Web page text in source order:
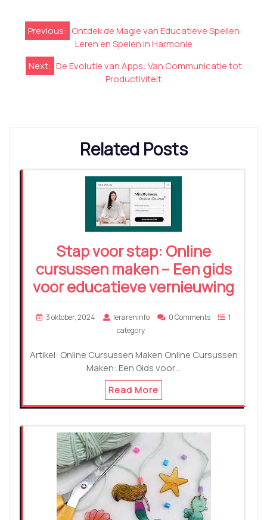
Berichtnavigatie
Previous: Ontdek de Magie van Educatieve Spellen:
Leren en Spelen in Harmonie
Next: De Evolutie van Apps: Van Communicatie tot
Productiviteit
Related Posts
Stap voor stap: Online
cursussen maken – Een gids
voor educatieve vernieuwing
3 oktober, 2024 lerareninfo 0 Comments
1
category
Artikel: Online Cursussen Maken Online Cursussen
Maken: Een Gids voor…
Read More